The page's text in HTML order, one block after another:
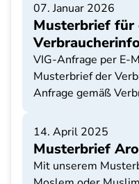
07. Januar 2026
Musterbrief für
VIG-Anfrage per E-
Musterbrief der
Anfrage gemäß
14. April 2025
Musterbrief
Mit unserem